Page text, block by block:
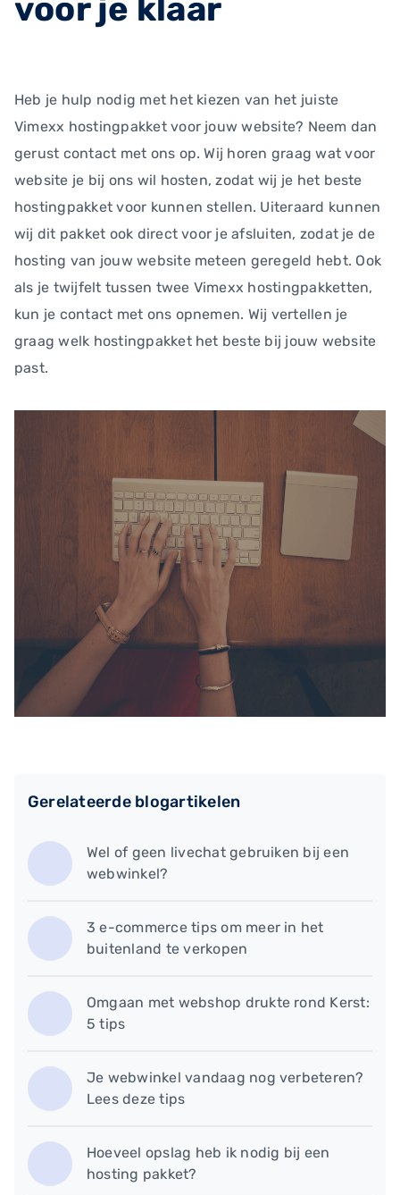
voor je klaar
Heb je hulp nodig met het kiezen van het juiste
Vimexx hostingpakket voor jouw website? Neem dan
gerust contact met ons op. Wij horen graag wat voor
website je bij ons wil hosten, zodat wij je het beste
hostingpakket voor kunnen stellen. Uiteraard kunnen
wij dit pakket ook direct voor je afsluiten, zodat je de
hosting van jouw website meteen geregeld hebt. Ook
als je twijfelt tussen twee Vimexx hostingpakketten,
kun je contact met ons opnemen. Wij vertellen je
graag welk hostingpakket het beste bij jouw website
past.
Gerelateerde blogartikelen
Wel of geen livechat gebruiken bij een
webwinkel?
3 e-commerce tips om meer in het
buitenland te verkopen
Omgaan met webshop drukte rond Kerst:
5 tips
Je webwinkel vandaag nog verbeteren?
Lees deze tips
Hoeveel opslag heb ik nodig bij een
hosting pakket?